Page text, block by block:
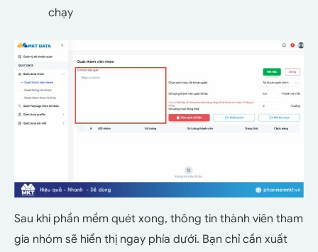
chạy
Sau khi phần mềm quét xong, thông tin thành viên tham
gia nhóm sẽ hiển thị ngay phía dưới. Bạn chỉ cần xuất